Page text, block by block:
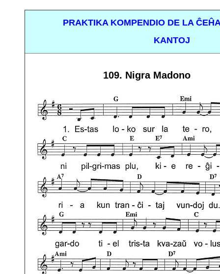
PRAKTIKA KOMPENDIO DE LA
KANTOJ
109. Nigra Madono